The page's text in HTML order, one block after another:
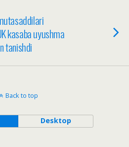
kasaba uyushma
tanishdi
Back to top
Desktop